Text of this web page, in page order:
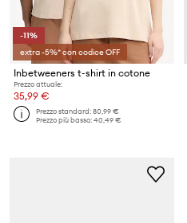
-11%
extra -5%* con codice OFF
Inbetweeners t-shirt in cotone
Prezzo attuale:
35,99 €
Prezzo standard:80,99 €
Prezzo più basso:40,49 €